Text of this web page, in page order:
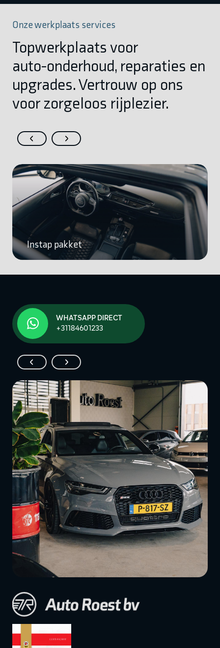
Onze werkplaats services
Topwerkplaats voor
auto-onderhoud, reparaties en
upgrades. Vertrouw op ons
voor zorgeloos rijplezier.
Instap pakket
WHATSAPP DIRECT
+31184601233